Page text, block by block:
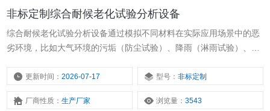
非标定制综合耐候老化试验分析设备
综合耐候老化试验分析设备通过模拟不同材料在实际应用场景中的恶
劣环境，比如大气环境的污垢（防尘试验）、降雨（淋雨试验）、太
变湿热试验）、大气中腐蚀性成分老化（复合盐雾腐蚀试验）等等自
性能失效的可能时间，从而对这类材料的研发、生产、选材、工艺等
更新时间：2026-07-17 型号：非标定制
厂商性质：生产厂家 浏览量：3543